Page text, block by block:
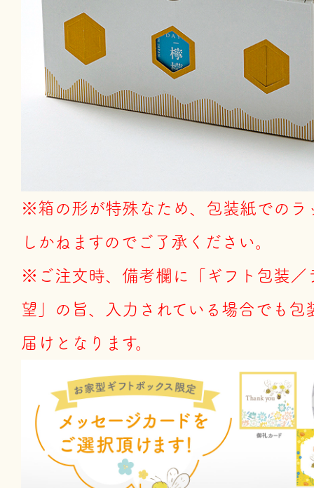
※箱の形が特殊なため、包装紙でのラ
しかねますのでご了承ください。
※ご注文時、備考欄に「ギフト包装／
望」の旨、入力されている場合でも包
届けとなります。